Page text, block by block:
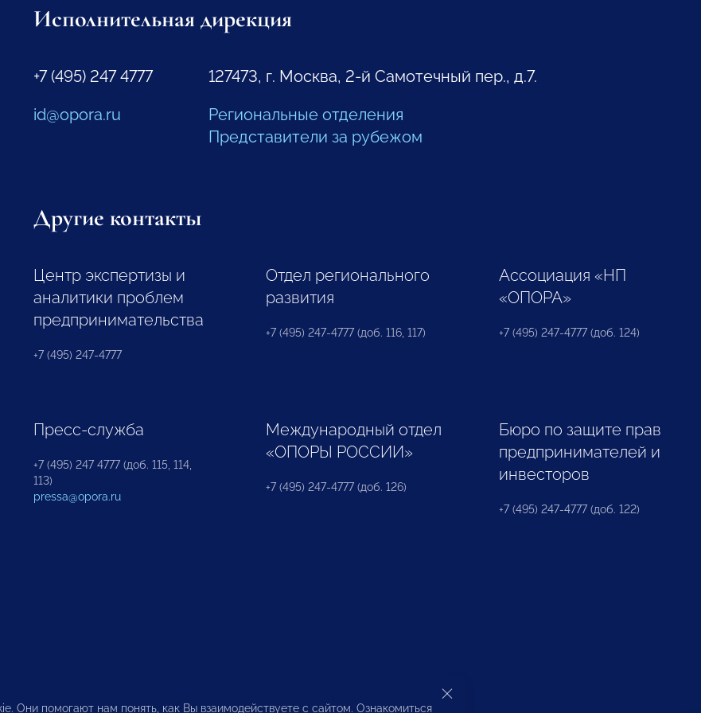
Исполнительная дирекция
+7 (495) 247 4777
id@opora.ru
127473, г. Москва, 2-й Самотечный пер., д.7.
Региональные отделения
Представители за рубежом
Другие контакты
Центр экспертизы и
аналитики проблем
предпринимательства
+7 (495) 247-4777
Отдел регионального
развития
+7 (495) 247-4777 (доб. 116, 117)
Ассоциация «НП
«ОПОРА»
+7 (495) 247-4777 (доб. 124)
Пресс-служба
+7 (495) 247 4777 (доб. 115, 114,
113)
pressa@opora.ru
Международный отдел
«ОПОРЫ РОССИИ»
+7 (495) 247-4777 (доб. 126)
Бюро по защите прав
предпринимателей и
инвесторов
+7 (495) 247-4777 (доб. 122)
Они помогают нам понять, как Вы взаимодействуете с сайтом. Ознакомиться